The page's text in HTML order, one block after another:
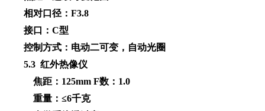
相对口径：F3.8
接口：C型
控制方式：电动二可变，自动光圈
5.3 红外热像仪
焦距：125mm F数：1.0
重量：≤6千克